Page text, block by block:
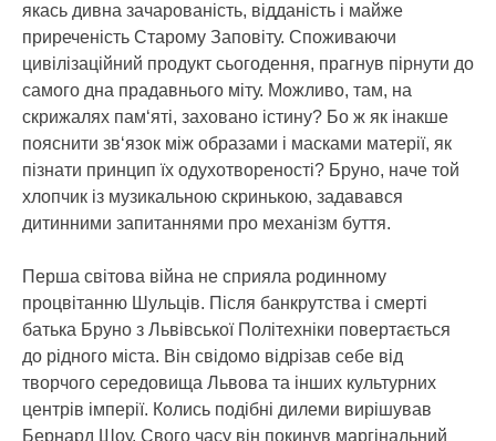
якась дивна зачарованість, відданість і майже
приреченість Старому Заповіту. Споживаючи
цивілізаційний продукт сьогодення, прагнув пірнути до
самого дна прадавнього міту. Можливо, там, на
скрижалях пам‘яті, заховано істину? Бо ж як інакше
пояснити зв‘язок між образами і масками матерії, як
пізнати принцип їх одухотвореності? Бруно, наче той
хлопчик із музикальною скринькою, задавався
дитинними запитаннями про механізм буття.
Перша світова війна не сприяла родинному
процвітанню Шульців. Після банкрутства і смерті
батька Бруно з Львівської Політехніки повертається
до рідного міста. Він свідомо відрізав себе від
творчого середовища Львова та інших культурних
центрів імперії. Колись подібні дилеми вирішував
Бернард Шоу. Свого часу він покинув маргінальний